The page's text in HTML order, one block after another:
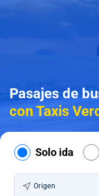
Pasajes de
con Taxis
Solo ida
Origen